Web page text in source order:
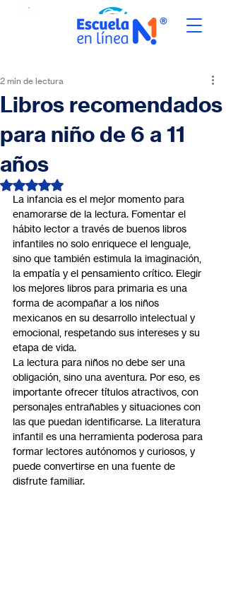
Libros recomendados
para niño de 6 a 11
años
2 min de lectura
Obtuvo NaN de 5 estrellas.
La infancia es el mejor momento para
enamorarse de la lectura. Fomentar el
hábito lector a través de buenos libros
infantiles no solo enriquece el lenguaje,
sino que también estimula la imaginación,
la empatía y el pensamiento crítico. Elegir
los mejores libros para primaria es una
forma de acompañar a los niños
mexicanos en su desarrollo intelectual y
emocional, respetando sus intereses y su
etapa de vida.
La lectura para niños no debe ser una
obligación, sino una aventura. Por eso, es
importante ofrecer títulos atractivos, con
personajes entrañables y situaciones con
las que puedan identificarse. La literatura
infantil es una herramienta poderosa para
formar lectores autónomos y curiosos, y
puede convertirse en una fuente de
disfrute familiar.